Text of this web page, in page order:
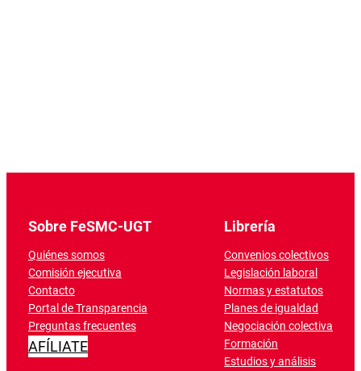
Sobre FeSMC-UGT
Quiénes somos
Comisión ejecutiva
Contacto
Portal de Transparencia
Preguntas frecuentes
AFÍLIATE
Librería
Convenios colectivos
Legislación laboral
Normas y estatutos
Planes de igualdad
Negociación colectiva
Formación
Estudios y análisis